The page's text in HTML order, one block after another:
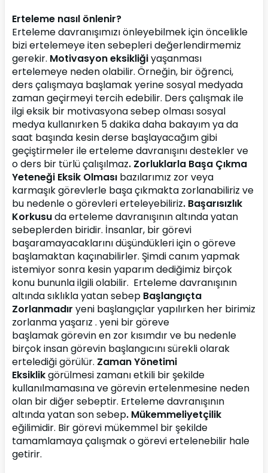
Erteleme nasıl önlenir?
Erteleme davranışımızı önleyebilmek için öncelikle
bizi ertelemeye iten sebepleri değerlendirmemiz
gerekir. Motivasyon eksikliği yaşanması
ertelemeye neden olabilir. Örneğin, bir öğrenci,
ders çalışmaya başlamak yerine sosyal medyada
zaman geçirmeyi tercih edebilir. Ders çalışmak ile
ilgi eksik bir motivasyona sebep olması sosyal
medya kullanırken 5 dakika daha bakayım ya da
saat başında kesin derse başlayacağım gibi
geçiştirmeler ile erteleme davranışını destekler ve
o ders bir türlü çalışılmaz. Zorluklarla Başa Çıkma
Yeteneği Eksik Olması bazılarımız zor veya
karmaşık görevlerle başa çıkmakta zorlanabiliriz ve
bu nedenle o görevleri erteleyebiliriz. Başarısızlık
Korkusu da erteleme davranışının altında yatan
sebeplerden biridir. İnsanlar, bir görevi
başaramayacaklarını düşündükleri için o göreve
başlamaktan kaçınabilirler. Şimdi canım yapmak
istemiyor sonra kesin yaparım dediğimiz birçok
konu bununla ilgili olabilir. Erteleme davranışının
altındasıklıkla yatan sebep Başlangıçta
Zorlanmadır yeni başlangıçlar yapılırken her birimiz
zorlanma yaşarız . yeni bir göreve
başlamak görevin en zor kısımdır ve bu nedenle
birçok insan görevin başlangıcını sürekli olarak
ertelediği görülür. Zaman Yönetimi
Eksiklik görülmesi zamanı etkili bir şekilde
kullanılmamasına ve görevin ertelenmesine neden
olan bir diğer sebeptir. Erteleme davranışının
altında yatan son sebep. Mükemmeliyetçilik
eğilimidir. Bir görevi mükemmel bir şekilde
tamamlamaya çalışmak o görevi ertelenebilir hale
getirir.